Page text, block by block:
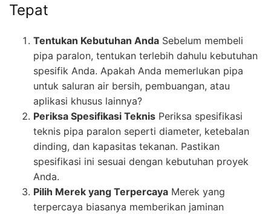
Tepat
Tentukan Kebutuhan Anda Sebelum membeli
pipa paralon, tentukan terlebih dahulu kebutuhan
spesifik Anda. Apakah Anda memerlukan pipa
untuk saluran air bersih, pembuangan, atau
aplikasi khusus lainnya?
Periksa Spesifikasi Teknis Periksa spesifikasi
teknis pipa paralon seperti diameter, ketebalan
dinding, dan kapasitas tekanan. Pastikan
spesifikasi ini sesuai dengan kebutuhan proyek
Anda.
Pilih Merek yang Terpercaya Merek yang
terpercaya biasanya memberikan jaminan